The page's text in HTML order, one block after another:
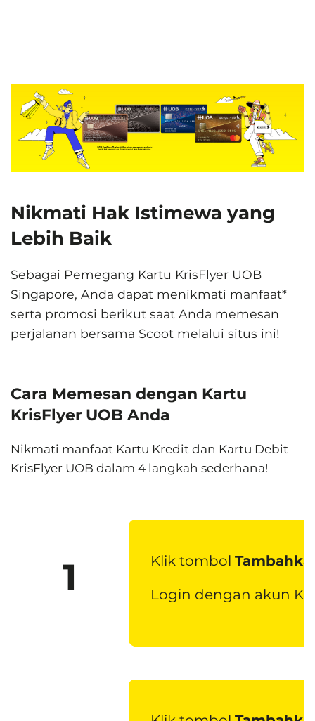
Nikmati Hak Istimewa yang
Lebih Baik
Sebagai Pemegang Kartu KrisFlyer UOB
Singapore, Anda dapat menikmati manfaat*
serta promosi berikut saat Anda memesan
perjalanan bersama Scoot melalui situs ini!
Cara Memesan dengan Kartu
KrisFlyer UOB Anda
Nikmati manfaat Kartu Kredit dan Kartu Debit
KrisFlyer UOB dalam 4 langkah sederhana!
1 Klik tombol
Login dengan akun